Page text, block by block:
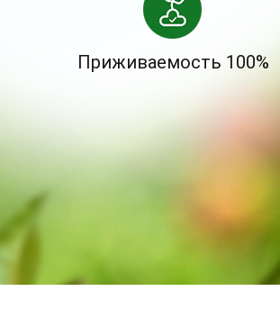
Приживаемость 100%